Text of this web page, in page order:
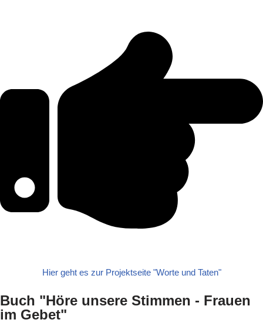
Hier geht es zur Projektseite "Worte und Taten"
Buch "Höre unsere Stimmen - Frauen
im Gebet"